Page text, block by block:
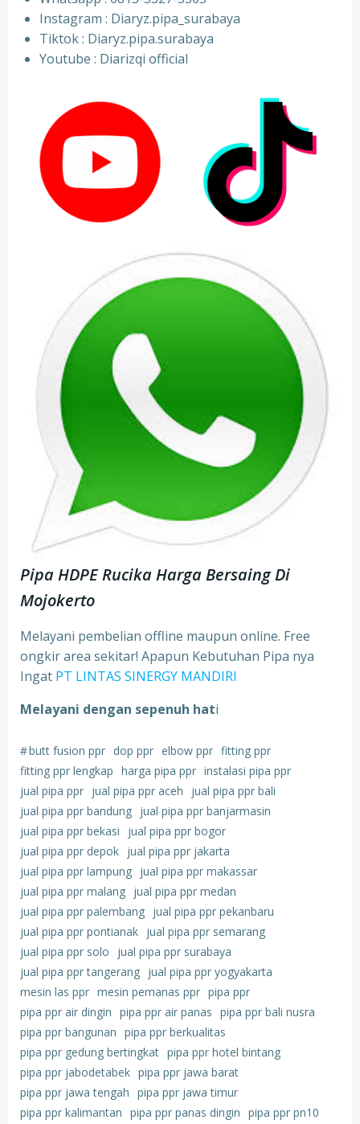
⁠Instagram : Diaryz.pipa_surabaya
⁠Tiktok : Diaryz.pipa.surabaya
⁠Youtube : Diarizqi official
Pipa HDPE Rucika Harga Bersaing Di
Mojokerto
Melayani pembelian offline maupun online. Free
ongkir area sekitar! Apapun Kebutuhan Pipa nya
Ingat PT LINTAS SINERGY MANDIRI
Melayani dengan sepenuh hati
#butt fusion ppr dop ppr elbow ppr fitting ppr
fitting ppr lengkap harga pipa ppr instalasi pipa ppr
jual pipa ppr jual pipa ppr aceh
jual pipa ppr bali
jual pipa ppr bandung jual pipa ppr banjarmasin
jual pipa ppr bekasi
jual pipa ppr bogor
jual pipa ppr depok jual pipa ppr jakarta
jual pipa ppr lampung jual pipa ppr makassar
jual pipa ppr malang jual pipa ppr medan
jual pipa ppr palembang jual pipa ppr pekanbaru
jual pipa ppr pontianak jual pipa ppr semarang
jual pipa ppr solo
jual pipa ppr surabaya
jual pipa ppr tangerang jual pipa ppr yogyakarta
mesin las ppr mesin pemanas ppr pipa ppr
pipa ppr air dingin pipa ppr air panas pipa ppr bali nusra
pipa ppr bangunan pipa ppr berkualitas
pipa ppr gedung bertingkat pipa ppr hotel bintang
pipa ppr jabodetabek pipa ppr jawa barat
pipa ppr jawa tengah pipa ppr jawa timur
pipa ppr kalimantan pipa ppr panas dingin pipa ppr pn10